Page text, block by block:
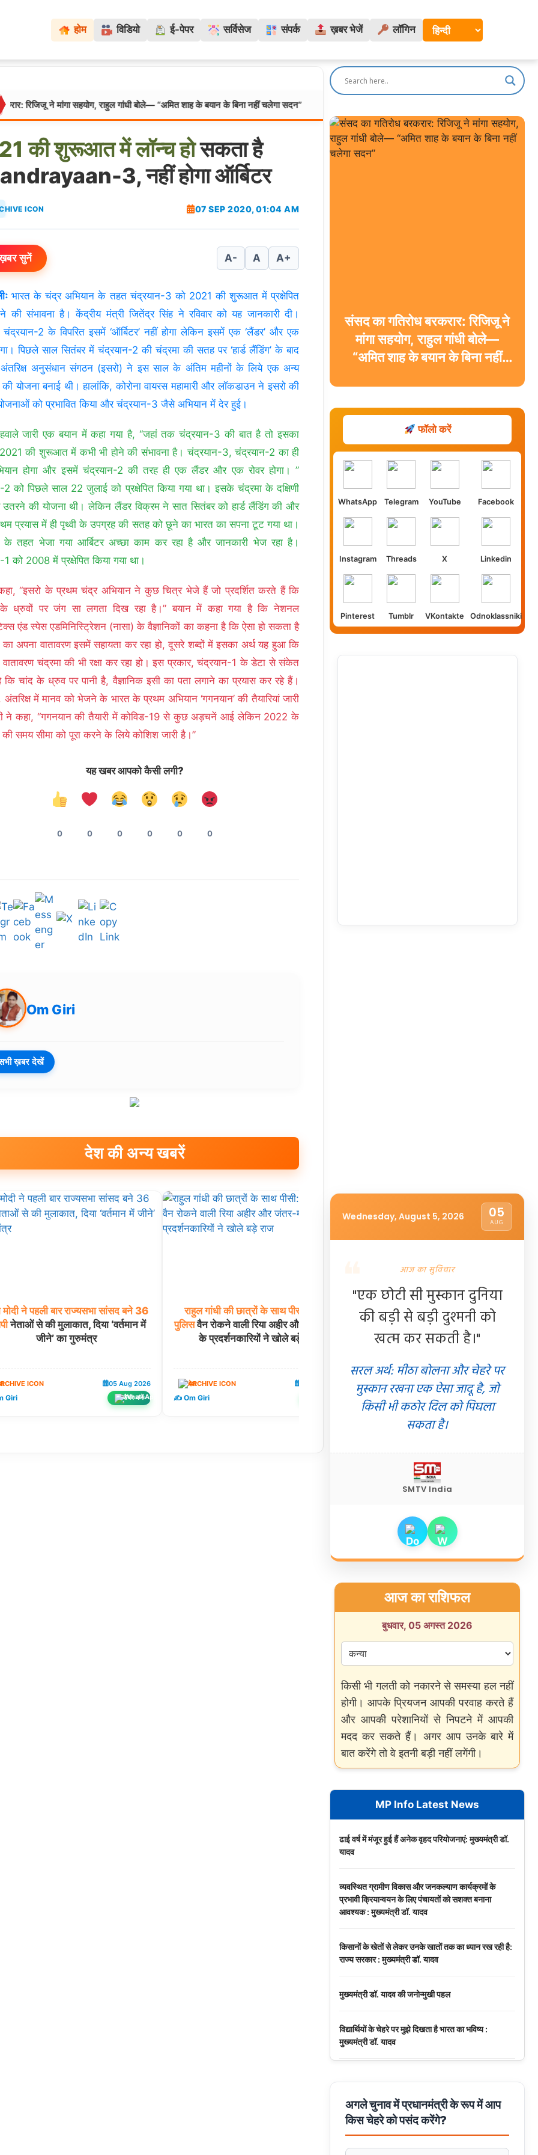
होम विडियो ई-पेपर सर्विसेज संपर्क ख़बर भेजें लॉगिन
ने मांगा सहयोग, राहुल गांधी बोले— “अमित शाह के बयान के बिना नहीं चलेगा सदन” दिल्ली/NCR:
कीशुरूआतमेंलॉन्चहोसकता है
3, नहीं होगा ऑर्बिटर
07 SEP 2020, 01:04 AM
सुनें A- A A+
भारत के चंद्र अभियान के तहत चंद्रयान-3 को 2021 की शुरूआत में प्रक्षेपित
की संभावना है। केंद्रीय मंत्री जितेंद्र सिंह ने रविवार को यह जानकारी दी।
चंद्रयान-2 के विपरित इसमें ‘ऑर्बिटर’ नहीं होगा लेकिन इसमें एक ‘लैंडर’ और एक
पिछले साल सितंबर में चंद्रयान-2 की चंद्रमा की सतह पर ‘हार्ड लैंडिंग’ के बाद
अंतरिक्ष अनुसंधान संगठन (इसरो) ने इस साल के अंतिम महीनों के लिये एक अन्य
योजना बनाई थी। हालांकि, कोरोना वायरस महामारी और लॉकडाउन ने इसरो की
को प्रभावित किया और चंद्रयान-3 जैसे अभियान में देर हुई।
जारी एक बयान में कहा गया है, ‘‘जहां तक चंद्रयान-3 की बात है तो इसका
2021 की शुरूआत में कभी भी होने की संभावना है। चंद्रयान-3, चंद्रयान-2 का ही
होगा और इसमें चंद्रयान-2 की तरह ही एक लैंडर और एक रोवर होगा। ”
2 को पिछले साल 22 जुलाई को प्रक्षेपित किया गया था। इसके चंद्रमा के दक्षिणी
की योजना थी। लेकिन लैंडर विक्रम ने सात सितंबर को हार्ड लैंडिंग की और
प्रयास में ही पृथ्वी के उपग्रह की सतह को छूने का भारत का सपना टूट गया था।
के तहत भेजा गया आर्बिटर अच्छा काम कर रहा है और जानकारी भेज रहा है।
को 2008 में प्रक्षेपित किया गया था।
‘‘इसरो के प्रथम चंद्र अभियान ने कुछ चित्र भेजे हैं जो प्रदर्शित करते हैं कि
के ध्रुवों पर जंग सा लगता दिख रहा है।” बयान में कहा गया है कि नेशनल
एंड स्पेस एडमिनिस्ट्रिेशन (नासा) के वैज्ञानिकों का कहना है कि ऐसा हो सकता है
का अपना वातावरण इसमें सहायता कर रहा हो, दूसरे शब्दों में इसका अर्थ यह हुआ कि
वातावरण चंद्रमा की भी रक्षा कर रहा हो। इस प्रकार, चंद्रयान-1 के डेटा से संकेत
कि चांद के ध्रुव पर पानी है, वैज्ञानिक इसी का पता लगाने का प्रयास कर रहे हैं।
में मानव को भेजने के भारत के प्रथम अभियान ‘गगनयान’ की तैयारियां जारी
ने कहा, ‘‘गगनयान की तैयारी में कोविड-19 से कुछ अड़चनें आई लेकिन 2022 के
समय सीमा को पूरा करने के लिये कोशिश जारी है।”
यह खबर आपको कैसी लगी?
0 0 0 0 0 0
Om Giri
ख़बर देखें
देश की अन्य खबरें
मोदी ने पहली बार राज्यसभा सांसद बने 36
नेताओं से की मुलाकात, दिया ‘वर्तमान में
जीने’ का गुरुमंत्र
05 Aug 2026
Giri शेयर करें
राहुल गांधी की छात्रों के साथ पीसी:
पुलिसवैन रोकने वाली रिया अहीर और जंतर-मंतर
के प्रदर्शनकारियों ने खोले बड़े राज
देश
✍️ Om Giri
इंडियन आर्मी अग्निवीर भर्ती रैली: सेंटर
पहले साथ रख लें ये 9 जरूरी दस्तावेज, वरना होंगे
बाहर!
देश 05 Aug 2026
✍️ Om Giri
संसद का गतिरोध बरकरार: रिजिजू ने
मांगा सहयोग, राहुल गांधी बोले—
“अमित शाह के बयान के बिना नहीं
फॉलो करें
WhatsApp Telegram YouTube Facebook
Instagram Threads X Linkedin
Pinterest Tumblr VKontakte Odnoklassniki
Wednesday, August 5, 2026 05
AUG
आज का सुविचार
"एक छोटी सी मुस्कान दुनिया
की बड़ी से बड़ी दुश्मनी को
खत्म कर सकती है।"
सरल अर्थ: मीठा बोलना और चेहरे पर
मुस्कान रखना एक ऐसा जादू है, जो
किसी भी कठोर दिल को पिघला
सकता है।
SMTV India
आज का राशिफल
बुधवार, 05 अगस्त 2026
किसी भी गलती को नकारने से समस्या हल नहीं
होगी। आपके प्रियजन आपकी परवाह करते हैं
और आपकी परेशानियों से निपटने में आपकी
मदद कर सकते हैं। अगर आप उनके बारे में
बात करेंगे तो वे इतनी बड़ी नहीं लगेंगी।
MP Info Latest News
ढाई वर्ष में मंजूर हुई हैं अनेक वृहद परियोजनाएं: मुख्यमंत्री डॉ.
यादव
व्यवस्थित ग्रामीण विकास और जनकल्याण कार्यक्रमों के
प्रभावी क्रियान्वयन के लिए पंचायतों को सशक्त बनाना
आवश्यक : मुख्यमंत्री डॉ. यादव
किसानों के खेतों से लेकर उनके खातों तक का ध्यान रख रही है:
राज्य सरकार : मुख्यमंत्री डॉ. यादव
मुख्यमंत्री डॉ. यादव की जनोन्मुखी पहल
विद्यार्थियों के चेहरे पर मुझे दिखता है भारत का भविष्य :
मुख्यमंत्री डॉ. यादव
मुख्यमंत्री डॉ. मोहन यादव ने नर्मदापुरम में आयोजित बलराम
कृषि महोत्सव को मंत्रालय से वीडियो कॉन्फ्रेंसिंग से संबोधित
किया।
अगले चुनाव में प्रधानमंत्री के रूप में आप
किस चेहरे को पसंद करेंगे?